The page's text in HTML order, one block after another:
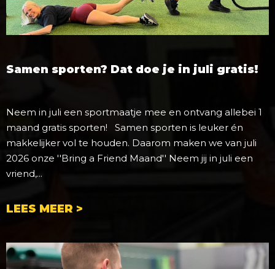
Samen sporten? Dat doe je in juli gratis!
Neem in juli een sportmaatje mee en ontvang allebei 1
maand gratis sporten! Samen sporten is leuker én
makkelijker vol te houden. Daarom maken we van juli
2026 onze ''Bring a Friend Maand'' Neem jij in juli een
vriend,...
LEES MEER >